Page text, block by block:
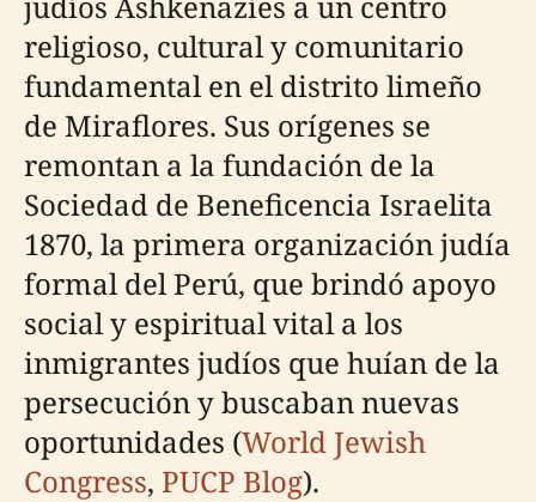
religioso, cultural y comunitario
fundamental en el distrito limeño
de Miraflores. Sus orígenes se
remontan a la fundación de la
Sociedad de Beneficencia Israelita
1870, la primera organización judía
formal del Perú, que brindó apoyo
social y espiritual vital a los
inmigrantes judíos que huían de la
persecución y buscaban nuevas
oportunidades (World Jewish
Congress, PUCP Blog).